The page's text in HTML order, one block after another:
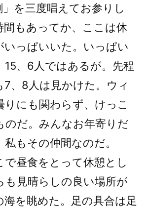
を三度唱えてお参りし
間もあってか、ここは休
いっぱいいた。いっぱい
15、6人ではあるが。先程
7、8人は見かけた。ウィ
りにも関わらず、けっこ
のだ。みんなお年寄りだ
もその仲間なのだ。
で昼食をとって休憩とし
も見晴らしの良い場所が
海を眺めた。足の具合は足